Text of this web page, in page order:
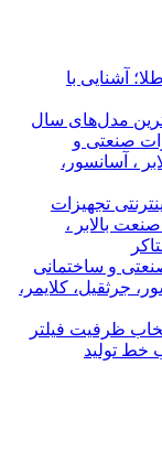
آشنایی با
مدل‌های سال
صنعتی و
، آسانسور،
تجهیزات
بالابر ،
و ساختمانی
جرثقیل، کلایمر،
ظرفیت فیلتر
خط تولید